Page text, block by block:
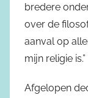
bredere
over de
aanval op
mijn religie is.”
Afgelopen